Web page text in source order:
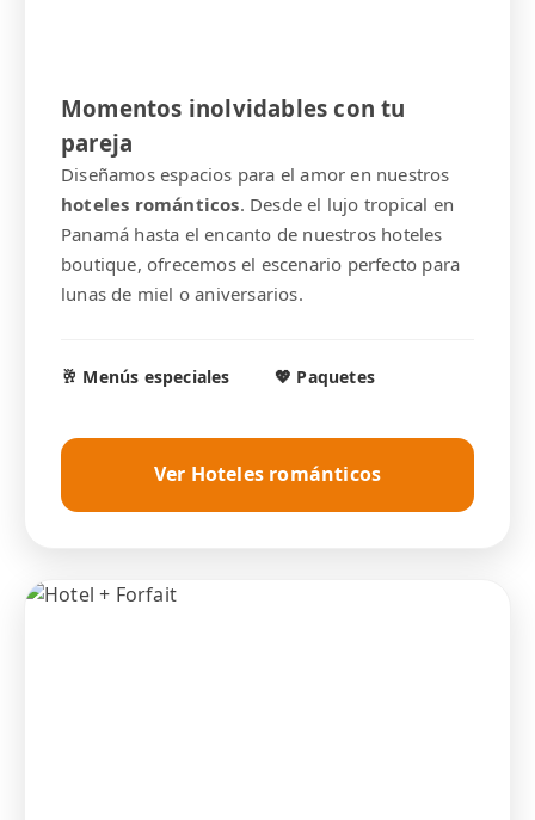
Momentos inolvidables con tu
pareja
Diseñamos espacios para el amor en nuestros
hoteles románticos. Desde el lujo tropical en
Panamá hasta el encanto de nuestros hoteles
boutique, ofrecemos el escenario perfecto para
lunas de miel o aniversarios.
🥂 Menús especiales 💖 Paquetes
Ver Hoteles románticos